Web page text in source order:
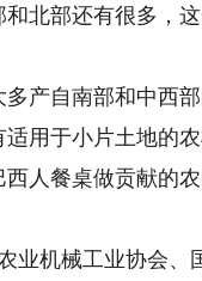
北部还有很多，
产自南部和中西
用于小片土地的
人餐桌做贡献的
机械工业协会、